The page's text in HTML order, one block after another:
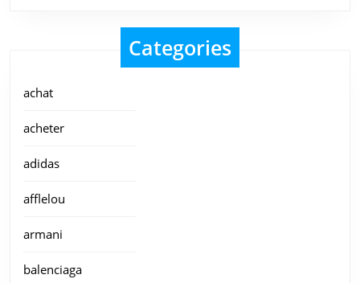
Categories
achat
acheter
adidas
afflelou
armani
balenciaga